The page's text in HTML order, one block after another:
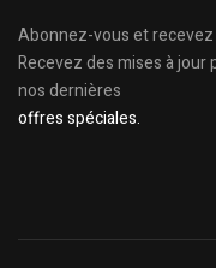
Abonnez-vous et recevez
Recevez des mises à jour
nos dernières
offres spéciales.